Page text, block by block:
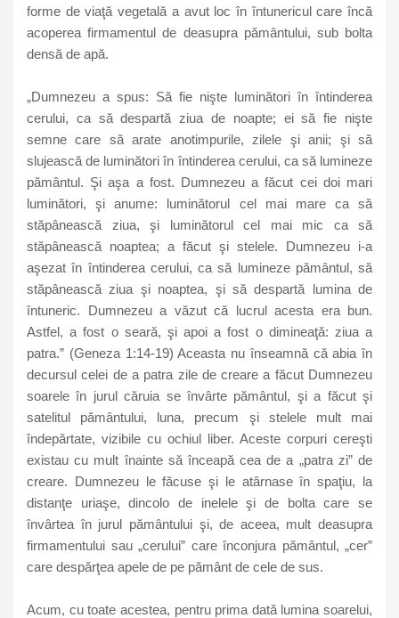
forme de viaţă vegetală a avut loc în întunericul care încă
acoperea firmamentul de deasupra pământului, sub bolta
densă de apă.
„Dumnezeu a spus: Să fie nişte luminători în întinderea
cerului, ca să despartă ziua de noapte; ei să fie nişte
semne care să arate anotimpurile, zilele şi anii; şi să
slujească de luminători în întinderea cerului, ca să lumineze
pământul. Şi aşa a fost. Dumnezeu a făcut cei doi mari
luminători, şi anume: luminătorul cel mai mare ca să
stăpânească ziua, şi luminătorul cel mai mic ca să
stăpânească noaptea; a făcut şi stelele. Dumnezeu i-a
aşezat în întinderea cerului, ca să lumineze pământul, să
stăpânească ziua şi noaptea, şi să despartă lumina de
întuneric. Dumnezeu a văzut că lucrul acesta era bun.
Astfel, a fost o seară, şi apoi a fost o dimineaţă: ziua a
patra.” (Geneza 1:14-19) Aceasta nu înseamnă că abia în
decursul celei de a patra zile de creare a făcut Dumnezeu
soarele în jurul căruia se învârte pământul, şi a făcut şi
satelitul pământului, luna, precum şi stelele mult mai
îndepărtate, vizibile cu ochiul liber. Aceste corpuri cereşti
existau cu mult înainte să înceapă cea de a „patra zi” de
creare. Dumnezeu le făcuse şi le atârnase în spaţiu, la
distanţe uriaşe, dincolo de inelele şi de bolta care se
învârtea în jurul pământului şi, de aceea, mult deasupra
firmamentului sau „cerului” care înconjura pământul, „cer”
care despărţea apele de pe pământ de cele de sus.
Acum, cu toate acestea, pentru prima dată lumina soarelui,